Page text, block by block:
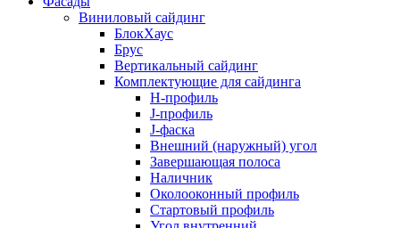
Виниловый сайдинг
БлокХаус
Брус
Вертикальный сайдинг
Комплектующие для сайдинга
H-профиль
J-профиль
J-фаска
Внешний (наружный) угол
Завершающая полоса
Наличник
Околооконный профиль
Стартовый профиль